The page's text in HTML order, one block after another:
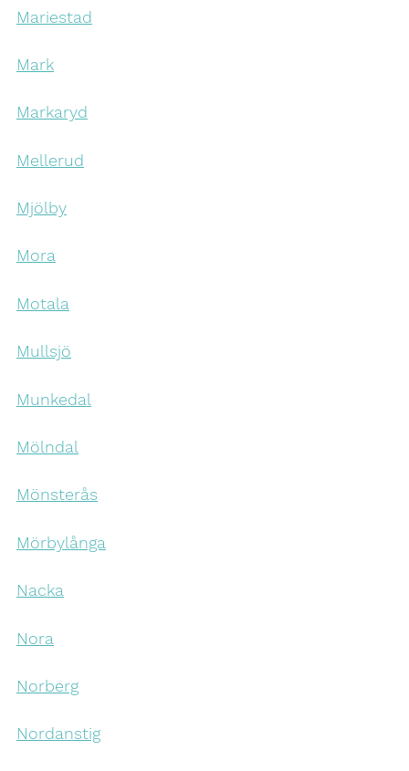
Mariestad
Mark
Markaryd
Mellerud
Mjölby
Mora
Motala
Mullsjö
Munkedal
Mölndal
Mönsterås
Mörbylånga
Nacka
Nora
Norberg
Nordanstig